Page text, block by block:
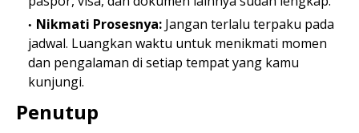
Nikmati Prosesnya: Jangan terlalu terpaku pada
jadwal. Luangkan waktu untuk menikmati momen
dan pengalaman di setiap tempat yang kamu
kunjungi.
Penutup